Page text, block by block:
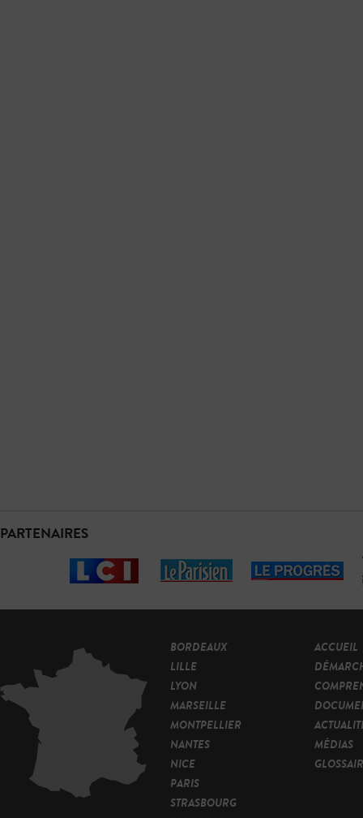
PARTENAIRES
BORDEAUX
LILLE
LYON
MARSEILLE
MONTPELLIER
NANTES
NICE
PARIS
STRASBOURG
ACCUEIL
MÉDIAS